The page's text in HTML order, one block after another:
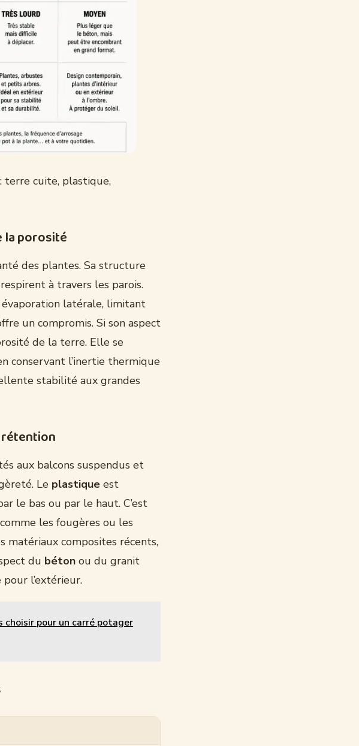
terre cuite, plastique,
la porosité
des plantes. Sa structure
à travers les parois.
évaporation latérale, limitant
un compromis. Si son aspect
de la terre. Elle se
conservant l’inertie thermique
stabilité aux grandes
aux balcons suspendus et
Le plastique est
le bas ou par le haut. C’est
les fougères ou les
matériaux composites récents,
du béton ou du granit
l’extérieur.
choisir pour un carré potager